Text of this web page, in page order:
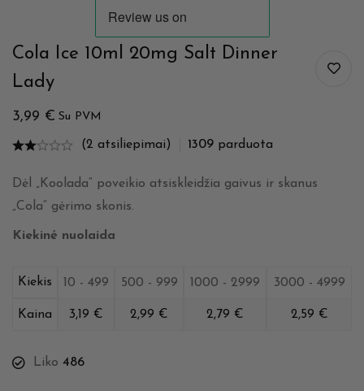
Cola Ice 10ml 20mg Salt Dinner
Lady
3,99 € Su PVM
(2 atsiliepimai) 1309 parduota
Dėl „Koolada“ poveikio atsiskleidžia gaivus ir skanus
„Cola“ gėrimo skonis.
Kiekinė nuolaida
Kiekis 10 - 499 500 - 999 1000 - 2999 3000 - 4999
Kaina 3,19 € 2,99 € 2,79 € 2,59 €
Liko 486